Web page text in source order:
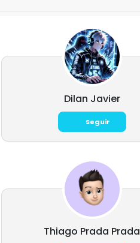
Dilan Javier
Seguir
Thiago Prada Prada